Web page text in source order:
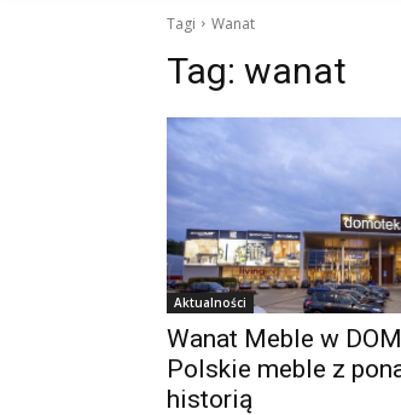
Tagi Wanat
Tag: wanat
Aktualności
Wanat Meble w
Polskie meble z
historią